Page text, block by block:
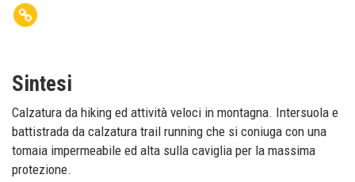
Sintesi
Calzatura da hiking ed attività veloci in montagna. Intersuola e
battistrada da calzatura trail running che si coniuga con una
tomaia impermeabile ed alta sulla caviglia per la massima
protezione.